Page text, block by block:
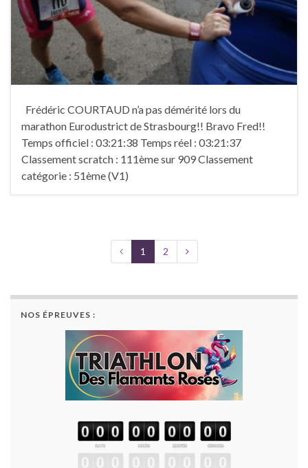
Frédéric COURTAUD n’a pas démérité lors du
marathon Eurodustrict de Strasbourg!! Bravo Fred!!
Temps officiel : 03:21:38 Temps réel : 03:21:37
Classement scratch : 111ème sur 909 Classement
catégorie : 51ème (V1)
1 2
NOS ÉPREUVES :